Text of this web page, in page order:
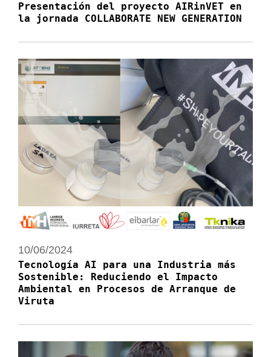
Presentación del proyecto AIRinVET en
la jornada COLLABORATE NEW GENERATION
10/06/2024
Tecnología AI para una Industria más
Sostenible: Reduciendo el Impacto
Ambiental en Procesos de Arranque de
Viruta